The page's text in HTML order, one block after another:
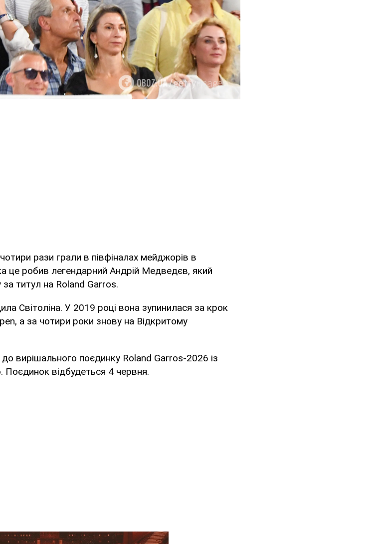
рази грали в півфіналах мейджорів в
це робив легендарний Андрій Медведєв, який
титул на Roland Garros.
Світоліна. У 2019 році вона зупинилася за крок
а за чотири роки знову на Відкритому
вирішального поєдинку Roland Garros-2026 із
відбудеться 4 червня.